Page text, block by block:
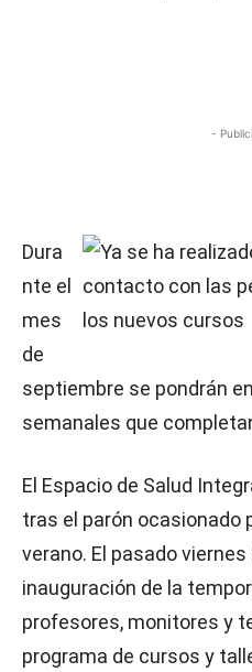
-
Dura
nte el
mes
de
septiembre se pondrán
semanales que
El Espacio de Salud
tras el parón ocasionado
verano. El pasado
inauguración de la
profesores, monitores y
programa de cursos y